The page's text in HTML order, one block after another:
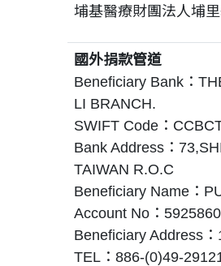
埔基醫療財團法人埔
國外捐款管道
Beneficiary Bank：
LI BRANCH.
SWIFT Code：
Bank Address：
TAIWAN R.O.C
Beneficiary Name：
Account No：
Beneficiary Address
TEL：886-(0)49-